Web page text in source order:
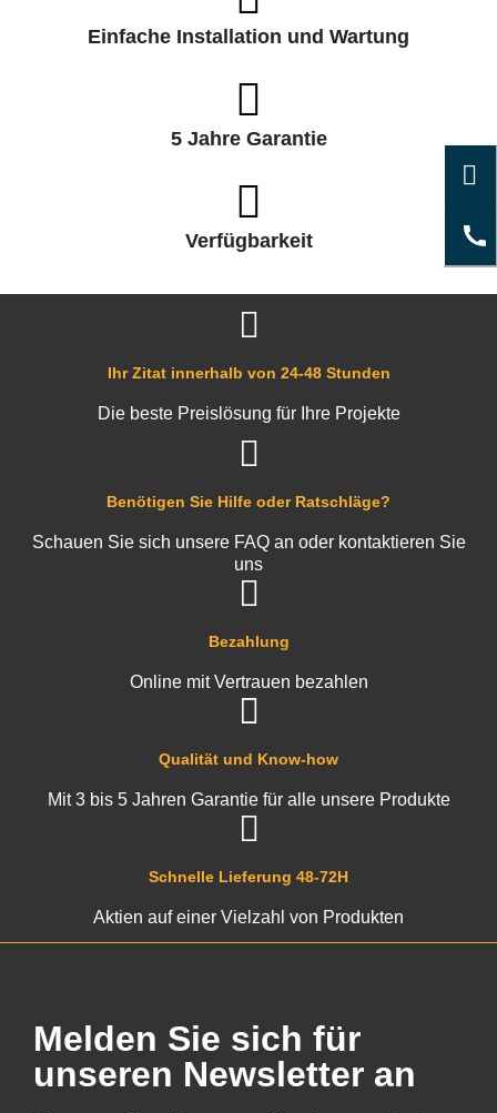
Einfache Installation und Wartung
5 Jahre Garantie
Verfügbarkeit
Schnelle Lieferung 48-72H
Aktien auf einer Vielzahl von Produkten
Qualität und Know-how
Mit 3 bis 5 Jahren Garantie für alle unsere Produkte
Bezahlung
Online mit Vertrauen bezahlen
Benötigen Sie Hilfe oder Ratschläge?
Schauen Sie sich unsere FAQ an oder kontaktieren Sie
uns
Ihr Zitat innerhalb von 24-48 Stunden
Die beste Preislösung für Ihre Projekte
Melden Sie sich für
unseren Newsletter an